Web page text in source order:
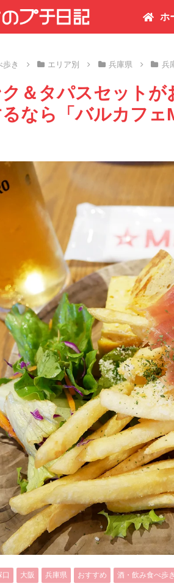
ホ
歩き エリア別 兵庫県 兵
＆タパスセット
なら「バルカフェ
口 大阪 兵庫県 おすすめ 酒・飲み食べ歩き